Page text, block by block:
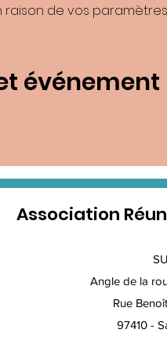
de vos
événement
Association
Angle de la
Rue
97410 -